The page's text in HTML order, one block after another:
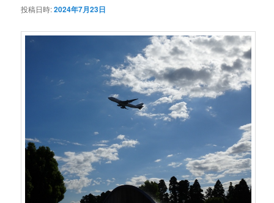
投稿日時:2024年7月23日